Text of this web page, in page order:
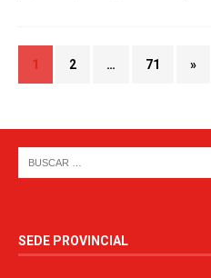
1 2 … 71 »
SEDE PROVINCIAL